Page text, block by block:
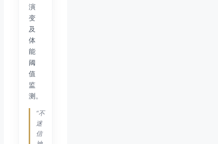
演
变
及
体
能
阈
值
监
测。
“不
迷
信